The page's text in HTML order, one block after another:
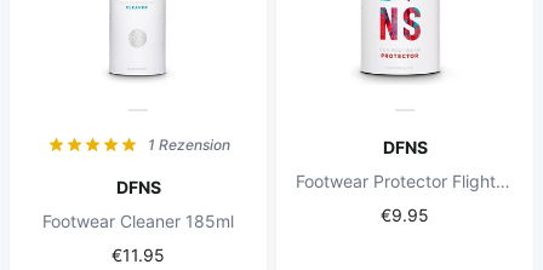
1 Rezension
DFNS
Footwear Cleaner 185ml
€11.95
DFNS
Footwear Protector Flight 85ml
€9.95